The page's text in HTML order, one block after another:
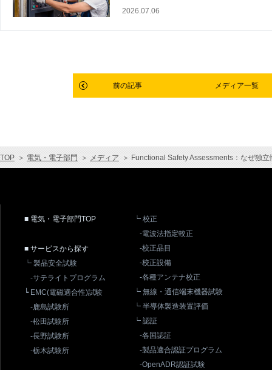
2026.07.06
前の記事 メディア一覧
TOP ＞ 電気・電子部門 ＞ メディア ＞ Functional Safety Assessments：なぜ独
■ 電気・電子部門TOP
■ サービスから探す
┕ 製品安全試験
-サテライトプログラム
┕ EMC(電磁適合性)試験
-鹿島試験所
-松田試験所
-長野試験所
-栃木試験所
┕ 校正
-電波法指定較正
-校正品目
-校正設備
-各種アンテナ校正
┕ 無線・通信端末機器試験
┕ 半導体製造装置評価
┕ 認証
-各国認証
-製品適合認証プログラム
-OpenADR認証試験